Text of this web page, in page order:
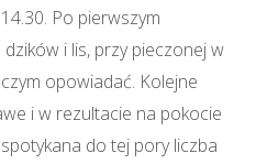
Po pierwszym
i lis, przy pieczonej w
opowiadać. Kolejne
i w rezultacie na pokocie
do tej pory liczba